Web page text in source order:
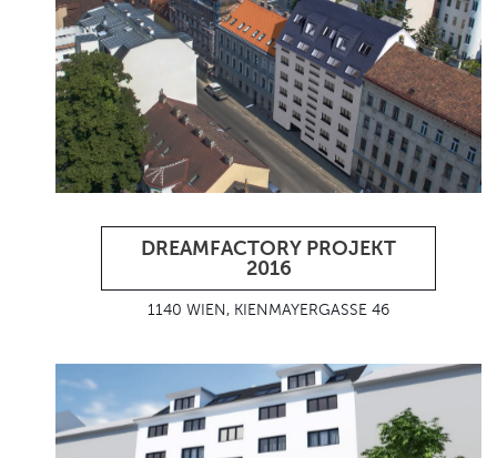
DREAMFACTORY PROJEKT
2016
1140 WIEN, KIENMAYERGASSE 46